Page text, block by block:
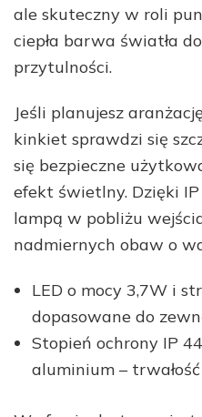
ale skuteczny w roli
ciepła barwa światła
przytulności.
Jeśli planujesz
kinkiet sprawdzi się
się bezpieczne
efekt świetlny. Dzięki IP
lampą w pobliżu
nadmiernych obaw o
LED o mocy 3,7W i
dopasowane do
Stopień ochrony IP
aluminium –